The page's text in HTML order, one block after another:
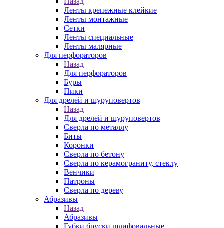
Ленты крепежные клейкие
Ленты монтажные
Сетки
Ленты специальные
Ленты малярные
Для перфораторов
Назад
Для перфораторов
Буры
Пики
Для дрелей и шуруповертов
Назад
Для дрелей и шуруповертов
Сверла по металлу
Биты
Коронки
Сверла по бетону
Сверла по керамограниту, стеклу
Венчики
Патроны
Сверла по дереву
Абразивы
Назад
Абразивы
Губки бруски шлифовальные